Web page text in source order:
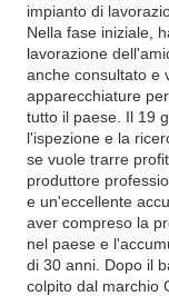
impianto di
Nella fase iniziale,
lavorazione
anche consultato e
apparecchiature
tutto il paese. Il 19
l'ispezione e la
se vuole trarre
produttore
e un'eccellente
aver compreso la
nel paese e
di 30 anni. Dopo il
colpito dal marchio